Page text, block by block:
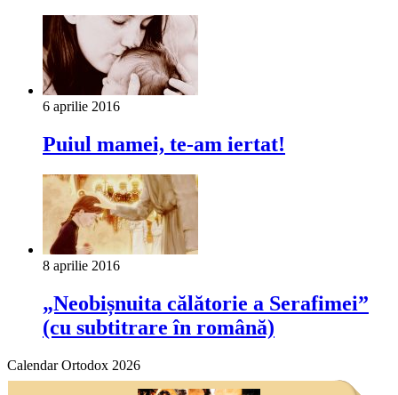
6 aprilie 2016
Puiul mamei, te-am iertat!
8 aprilie 2016
„Neobișnuita călătorie a Serafimei”
(cu subtitrare în română)
Calendar Ortodox 2026